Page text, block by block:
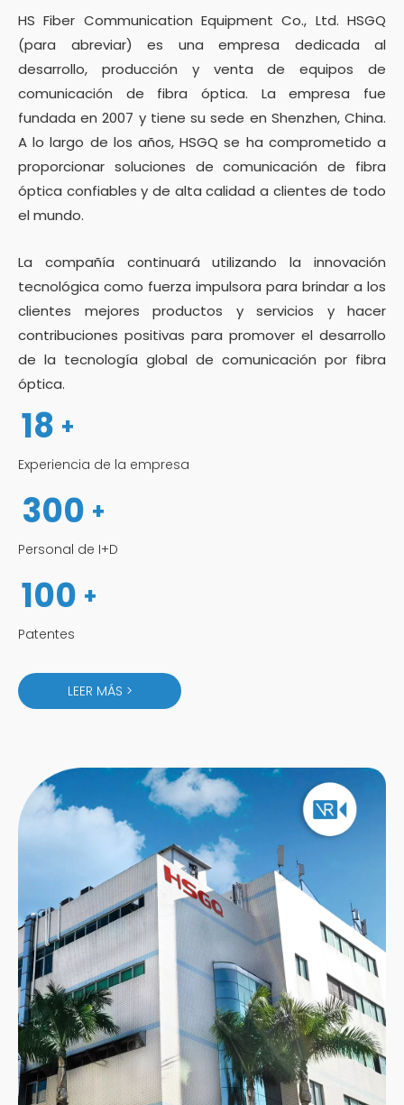
HS Fiber Communication Equipment Co., Ltd. HSGQ
(para abreviar) es una empresa dedicada al
desarrollo, producción y venta de equipos de
comunicación de fibra óptica. La empresa fue
fundada en 2007 y tiene su sede en Shenzhen, China.
A lo largo de los años, HSGQ se ha comprometido a
proporcionar soluciones de comunicación de fibra
óptica confiables y de alta calidad a clientes de todo
el mundo.
La compañía continuará utilizando la innovación
tecnológica como fuerza impulsora para brindar a los
clientes mejores productos y servicios y hacer
contribuciones positivas para promover el desarrollo
de la tecnología global de comunicación por fibra
óptica.
18 +
Experiencia de la empresa
300 +
Personal de I+D
100 +
Patentes
LEER MÁS >